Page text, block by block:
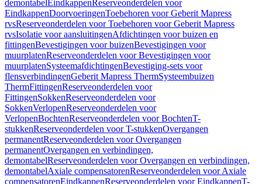
demontabelEindkappenReserveonderdelen voor
EindkappenDoorvoeringenToebehoren voor Geberit Mapress
rvsReserveonderdelen voor Toebehoren voor Geberit Mapress
rvsIsolatie voor aansluitingenAfdichtingen voor buizen en
fittingenBevestigingen voor buizenBevestigingen voor
muurplatenReserveonderdelen voor Bevestigingen voor
muurplatenSysteemafdichtingenBevestiging-sets voor
flensverbindingenGeberit Mapress ThermSysteembuizen
ThermFittingenReserveonderdelen voor
FittingenSokkenReserveonderdelen voor
SokkenVerlopenReserveonderdelen voor
VerlopenBochtenReserveonderdelen voor BochtenT-
stukkenReserveonderdelen voor T-stukkenOvergangen
permanentReserveonderdelen voor Overgangen
permanentOvergangen en verbindingen,
demontabelReserveonderdelen voor Overgangen en verbindingen,
demontabelAxiale compensatorenReserveonderdelen voor Axiale
compensatorenEindkappenReserveonderdelen voor EindkappenT-